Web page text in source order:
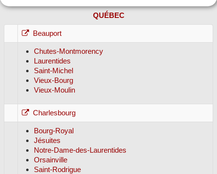
QUÉBEC
Beauport
Chutes-Montmorency
Laurentides
Saint-Michel
Vieux-Bourg
Vieux-Moulin
Charlesbourg
Bourg-Royal
Jésuites
Notre-Dame-des-Laurentides
Orsainville
Saint-Rodrigue